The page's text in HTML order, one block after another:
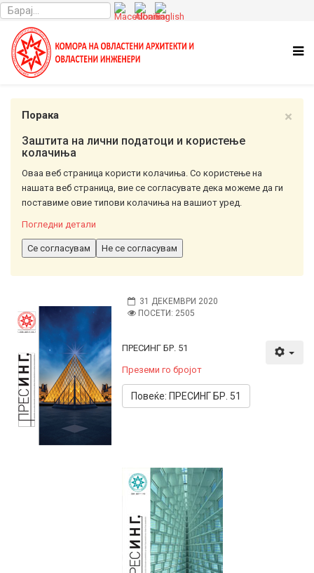
×
Порака
Заштита на лични податоци и користење
колачиња
Оваа веб страница користи колачиња. Со користење на
нашата веб страница, вие се согласувате дека можеме да ги
поставиме овие типови колачиња на вашиот уред.
Погледни детали
Се согласувам Не се согласувам
31 ДЕКЕМВРИ 2020
ПОСЕТИ: 2505
ПРЕСИНГ БР. 51
Преземи го бројот
Повеќе: ПРЕСИНГ БР. 51